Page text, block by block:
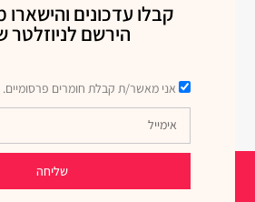
קבלו עדכונים והישארו
הירשם לניוזלטר
אני מאשר/ת קבלת חומרים פרסומיים.
שליחה